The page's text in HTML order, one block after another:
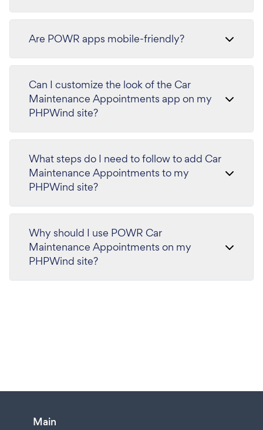
Are POWR apps mobile-friendly?
Can I customize the look of the Car
Maintenance Appointments app on my
PHPWind site?
What steps do I need to follow to add Car
Maintenance Appointments to my
PHPWind site?
Why should I use POWR Car
Maintenance Appointments on my
PHPWind site?
Main